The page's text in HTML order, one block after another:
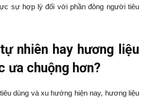
sự hợp lý đối với phần đông người tiêu
nhiên hay hương liệu
ưa chuộng hơn?
dùng và xu hướng hiện nay, hương liệu